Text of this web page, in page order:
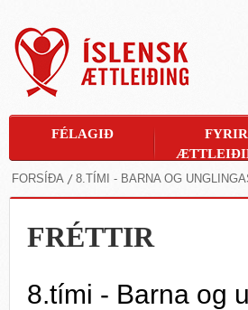
FORSÍÐA 8.TÍMI - BARNA OG
FRÉTTIR
8.tími - Barna og
FÉLAGIÐ
FYRIR